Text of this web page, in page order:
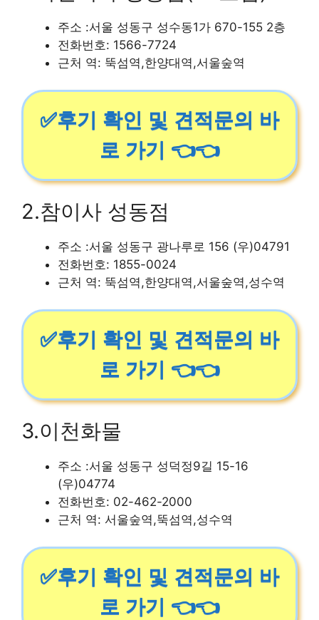
주소 :서울 성동구 성수동1가 670-155 2층
전화번호: 1566-7724
근처 역: 뚝섬역,한양대역,서울숲역
✅후기 확인 및 견적문의 바
로 가기 👈👈
2.참이사 성동점
주소 :서울 성동구 광나루로 156 (우)04791
전화번호: 1855-0024
근처 역: 뚝섬역,한양대역,서울숲역,성수역
✅후기 확인 및 견적문의 바
로 가기 👈👈
3.이천화물
주소 :서울 성동구 성덕정9길 15-16
(우)04774
전화번호: 02-462-2000
근처 역: 서울숲역,뚝섬역,성수역
✅후기 확인 및 견적문의 바
로 가기 👈👈